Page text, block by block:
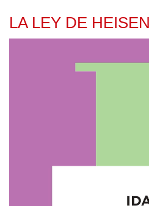
LA LEY DE